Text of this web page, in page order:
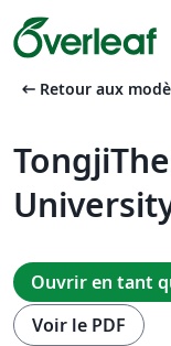
arrow_left_alt Retour aux
Ouvrir en tant
Voir le PDF